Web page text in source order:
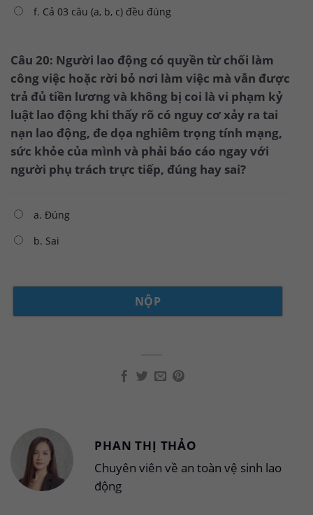
f. Cả 03 câu (a, b, c) đều đúng
Câu 20: Người lao động có quyền từ chối làm
công việc hoặc rời bỏ nơi làm việc mà vẫn được
trả đủ tiền lương và không bị coi là vi phạm kỷ
luật lao động khi thấy rõ có nguy cơ xảy ra tai
nạn lao động, đe dọa nghiêm trọng tính mạng,
sức khỏe của mình và phải báo cáo ngay với
người phụ trách trực tiếp, đúng hay sai?
a. Đúng
b. Sai
PHAN THỊ THẢO
Chuyên viên về an toàn vệ sinh lao
động